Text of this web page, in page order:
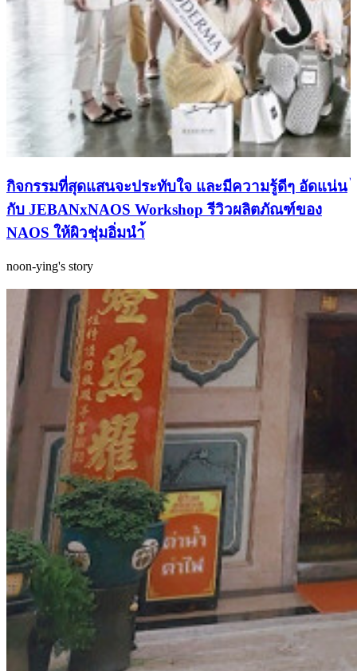
กิจกรรมที่สุดแสนจะประทับใจ และมีความรู้ดีๆ อัดแน่น
กับ JEBANxNAOS Workshop รีวิวผลิตภัณฑ์ของ
NAOS ให้ผิวชุ่มอิ่มนำ้
noon-ying's story